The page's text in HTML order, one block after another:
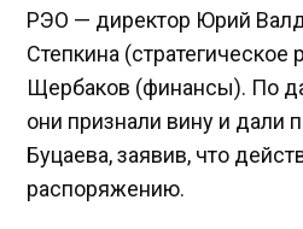
РЭО — директор Юрий
Степкина
Щербаков (финансы). По
они признали вину и дали
Буцаева, заявив, что
распоряжению.